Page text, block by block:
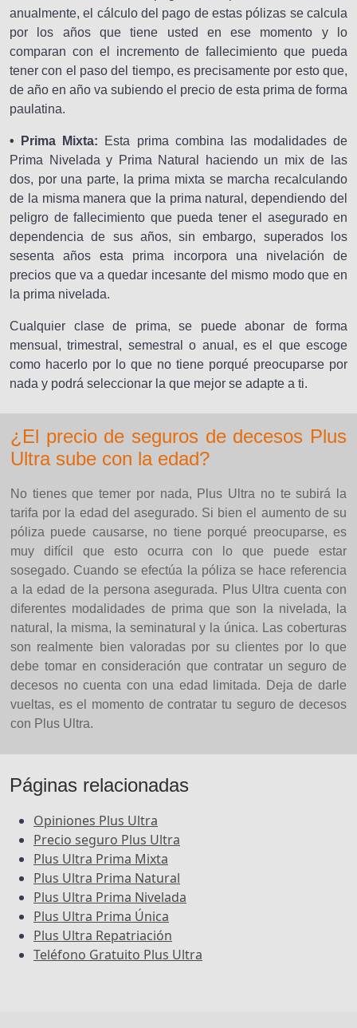
anualmente, el cálculo del pago de estas pólizas se calcula
por los años que tiene usted en ese momento y lo
comparan con el incremento de fallecimiento que pueda
tener con el paso del tiempo, es precisamente por esto que,
de año en año va subiendo el precio de esta prima de forma
paulatina.
• Prima Mixta: Esta prima combina las modalidades de
Prima Nivelada y Prima Natural haciendo un mix de las
dos, por una parte, la prima mixta se marcha recalculando
de la misma manera que la prima natural, dependiendo del
peligro de fallecimiento que pueda tener el asegurado en
dependencia de sus años, sin embargo, superados los
sesenta años esta prima incorpora una nivelación de
precios que va a quedar incesante del mismo modo que en
la prima nivelada.
Cualquier clase de prima, se puede abonar de forma
mensual, trimestral, semestral o anual, es el que escoge
como hacerlo por lo que no tiene porqué preocuparse por
nada y podrá seleccionar la que mejor se adapte a ti.
¿El precio de seguros de decesos Plus
Ultra sube con la edad?
No tienes que temer por nada, Plus Ultra no te subirá la
tarifa por la edad del asegurado. Si bien el aumento de su
póliza puede causarse, no tiene porqué preocuparse, es
muy difícil que esto ocurra con lo que puede estar
sosegado. Cuando se efectúa la póliza se hace referencia
a la edad de la persona asegurada. Plus Ultra cuenta con
diferentes modalidades de prima que son la nivelada, la
natural, la misma, la seminatural y la única. Las coberturas
son realmente bien valoradas por su clientes por lo que
debe tomar en consideración que contratar un seguro de
decesos no cuenta con una edad limitada. Deja de darle
vueltas, es el momento de contratar tu seguro de decesos
con Plus Ultra.
Páginas relacionadas
Opiniones Plus Ultra
Precio seguro Plus Ultra
Plus Ultra Prima Mixta
Plus Ultra Prima Natural
Plus Ultra Prima Nivelada
Plus Ultra Prima Única
Plus Ultra Repatriación
Teléfono Gratuito Plus Ultra